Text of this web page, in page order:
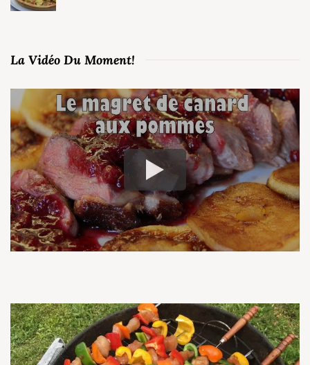
La Vidéo Du Moment!